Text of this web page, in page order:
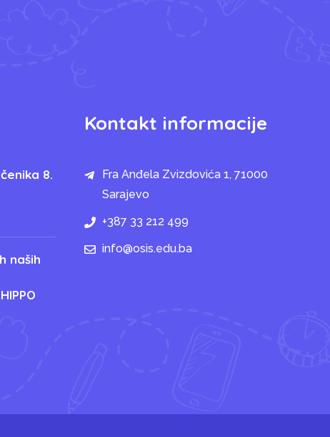
8.
naših
Kontakt informacije
Fra Anđela Zvizdovića 1, 71000
Sarajevo
+387 33 212 499
info@osis.edu.ba